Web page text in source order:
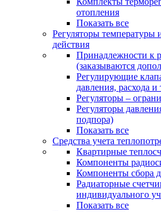
отопления
Показать все
Регуляторы температуры
действия
Принадлежности к
(заказываются
Регулирующие
давления, расхода
Регуляторы –
Регуляторы
подпора)
Показать все
Средства учета
Квартирные
Компоненты
Компоненты сбора
Радиаторные
индивидуального
Показать все